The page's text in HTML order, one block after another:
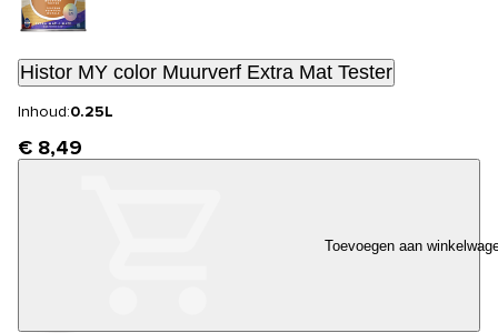
Histor MY color Muurverf Extra Mat Tester
Inhoud:0.25L
€ 8,49
Toevoegen aan